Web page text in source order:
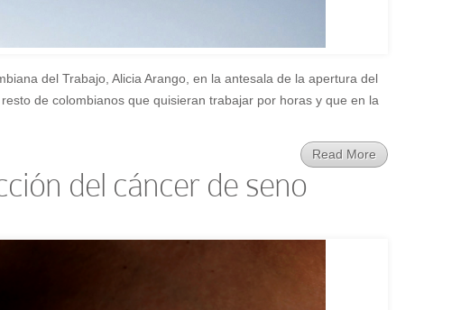
del Trabajo, Alicia Arango, en la antesala de la apertura del
de colombianos que quisieran trabajar por horas y que en la
Read More
del cáncer de seno